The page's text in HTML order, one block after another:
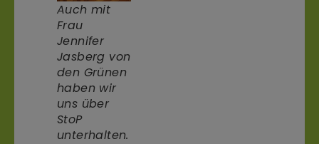
Auch mit
Frau
Jennifer
Jasberg von
den Grünen
haben wir
uns über
StoP
unterhalten.